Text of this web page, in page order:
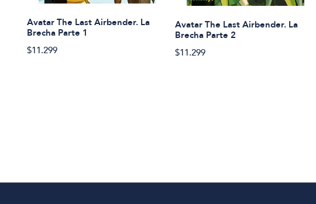
Avatar The Last Airbender. La
Brecha Parte 1
$11.299
Avatar The Last Airbender. La
Brecha Parte 2
$11.299